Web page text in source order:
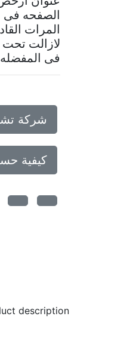
الصفحه فى
المرات
لازالت تحت
فى
شركة
كيفية
description: